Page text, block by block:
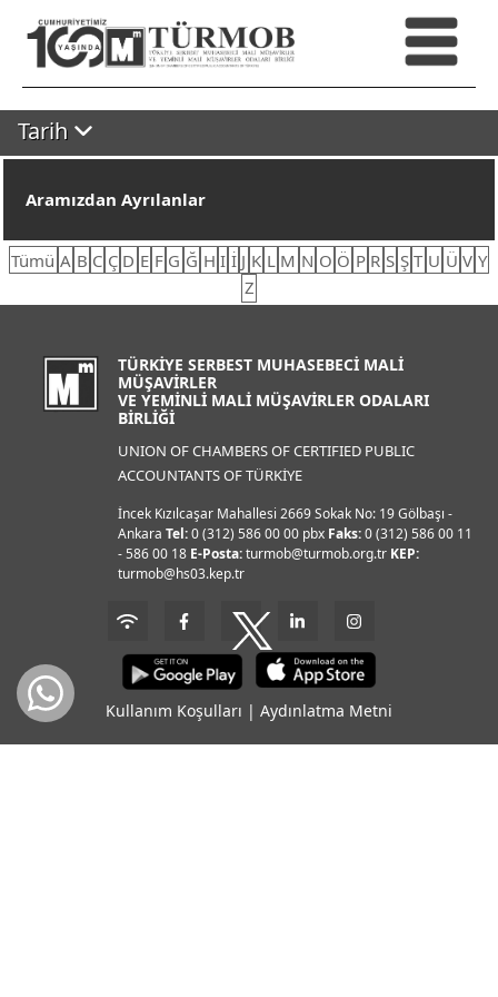
Tarih
Aramızdan Ayrılanlar
Tümü A B C Ç D E F G Ğ H I İ J K L M N O Ö P R S Ş T U Ü V Y
Z
TÜRKİYE SERBEST MUHASEBECİ MALİ
MÜŞAVİRLER
VE YEMİNLİ MALİ MÜŞAVİRLER ODALARI
BİRLİĞİ
UNION OF CHAMBERS OF CERTIFIED PUBLIC
ACCOUNTANTS OF TÜRKİYE
İncek Kızılcaşar Mahallesi 2669 Sokak No: 19 Gölbaşı -
AnkaraTel:0 (312) 586 00 00 pbx Faks:0 (312) 586 00 11
- 586 00 18 E-Posta:turmob@turmob.org.tr KEP:
turmob@hs03.kep.tr
Kullanım Koşulları | Aydınlatma Metni